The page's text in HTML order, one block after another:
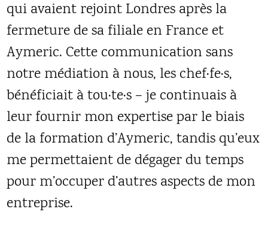
qui avaient rejoint Londres après la
fermeture de sa filiale en France et
Aymeric. Cette communication sans
notre médiation à nous, les chef·fe·s,
bénéficiait à tou·te·s – je continuais à
leur fournir mon expertise par le biais
de la formation d’Aymeric, tandis qu’eux
me permettaient de dégager du temps
pour m’occuper d’autres aspects de mon
entreprise.